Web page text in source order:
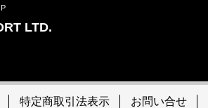
LTD.
特定商取引法表示 お問い合せ